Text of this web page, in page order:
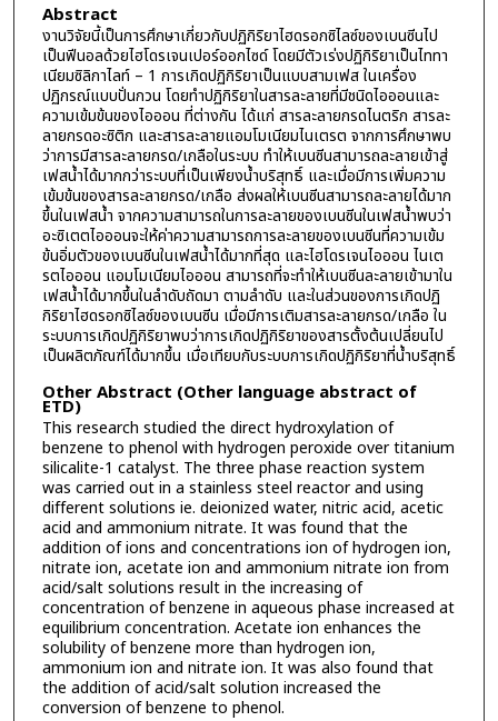
Abstract
งานวิจัยนี้เป็นการศึกษาเกี่ยวกับปฏิกิริยาไฮดรอกซิไลซ์ของเบนซีนไป
เป็นฟีนอลด้วยไฮโดรเจนเปอร์ออกไซด์ โดยมีตัวเร่งปฏิกิริยาเป็นไททา
เนียมซิลิกาไลท์ – 1 การเกิดปฏิกิริยาเป็นแบบสามเฟส ในเครื่อง
ปฏิกรณ์แบบปั่นกวน โดยทำปฏิกิริยาในสารละลายที่มีชนิดไอออนและ
ความเข้มข้นของไอออน ที่ต่างกัน ได้แก่ สารละลายกรดไนตริก สารละ
ลายกรดอะซิติก และสารละลายแอมโมเนียมไนเตรต จากการศึกษาพบ
ว่าการมีสารละลายกรด/เกลือในระบบ ทำให้เบนซีนสามารถละลายเข้าสู่
เฟสน้ำได้มากกว่าระบบที่เป็นเพียงน้ำบริสุทธิ์ และเมื่อมีการเพิ่มความ
เข้มข้นของสารละลายกรด/เกลือ ส่งผลให้เบนซีนสามารถละลายได้มาก
ขึ้นในเฟสน้ำ จากความสามารถในการละลายของเบนซีนในเฟสน้ำพบว่า
อะซิเตตไอออนจะให้ค่าความสามารถการละลายของเบนซีนที่ความเข้ม
ข้นอิ่มตัวของเบนซีนในเฟสน้ำได้มากที่สุด และไฮโดรเจนไอออน ไนเต
รตไอออน แอมโมเนียมไอออน สามารถที่จะทำให้เบนซีนละลายเข้ามาใน
เฟสน้ำได้มากขึ้นในลำดับถัดมา ตามลำดับ และในส่วนของการเกิดปฏิ
กิริยาไฮดรอกซิไลซ์ของเบนซีน เมื่อมีการเติมสารละลายกรด/เกลือ ใน
ระบบการเกิดปฏิกิริยาพบว่าการเกิดปฏิกิริยาของสารตั้งต้นเปลี่ยนไป
เป็นผลิตภัณฑ์ได้มากขึ้น เมื่อเทียบกับระบบการเกิดปฏิกิริยาที่น้ำบริสุทธิ์
Other Abstract (Other language abstract of
ETD)
This research studied the direct hydroxylation of
benzene to phenol with hydrogen peroxide over titanium
silicalite-1 catalyst. The three phase reaction system
was carried out in a stainless steel reactor and using
different solutions ie. deionized water, nitric acid, acetic
acid and ammonium nitrate. It was found that the
addition of ions and concentrations ion of hydrogen ion,
nitrate ion, acetate ion and ammonium nitrate ion from
acid/salt solutions result in the increasing of
concentration of benzene in aqueous phase increased at
equilibrium concentration. Acetate ion enhances the
solubility of benzene more than hydrogen ion,
ammonium ion and nitrate ion. It was also found that
the addition of acid/salt solution increased the
conversion of benzene to phenol.